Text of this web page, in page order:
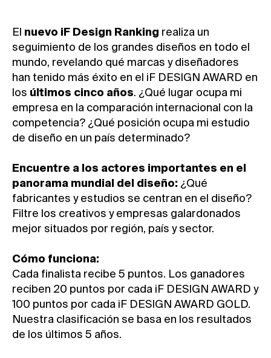
El nuevo iF Design Ranking realiza un
seguimiento de los grandes diseños en todo el
mundo, revelando qué marcas y diseñadores
han tenido más éxito en el iF DESIGN AWARD en
los últimos cinco años. ¿Qué lugar ocupa mi
empresa en la comparación internacional con la
competencia? ¿Qué posición ocupa mi estudio
de diseño en un país determinado?
Encuentre a los actores importantes en el
panorama mundial del diseño: ¿Qué
fabricantes y estudios se centran en el diseño?
Filtre los creativos y empresas galardonados
mejor situados por región, país y sector.
Cómo funciona:
Cada finalista recibe 5 puntos. Los ganadores
reciben 20 puntos por cada iF DESIGN AWARD y
100 puntos por cada iF DESIGN AWARD GOLD.
Nuestra clasificación se basa en los resultados
de los últimos 5 años.